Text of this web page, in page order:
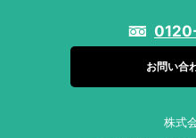
お問い合
株式